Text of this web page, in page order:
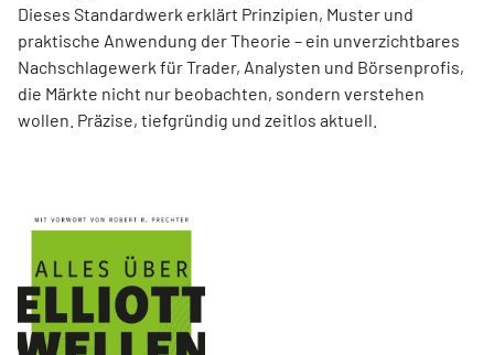
Dieses Standardwerk erklärt Prinzipien, Muster und
praktische Anwendung der Theorie – ein unverzichtbares
Nachschlagewerk für Trader, Analysten und Börsenprofis,
die Märkte nicht nur beobachten, sondern verstehen
wollen. Präzise, tiefgründig und zeitlos aktuell.